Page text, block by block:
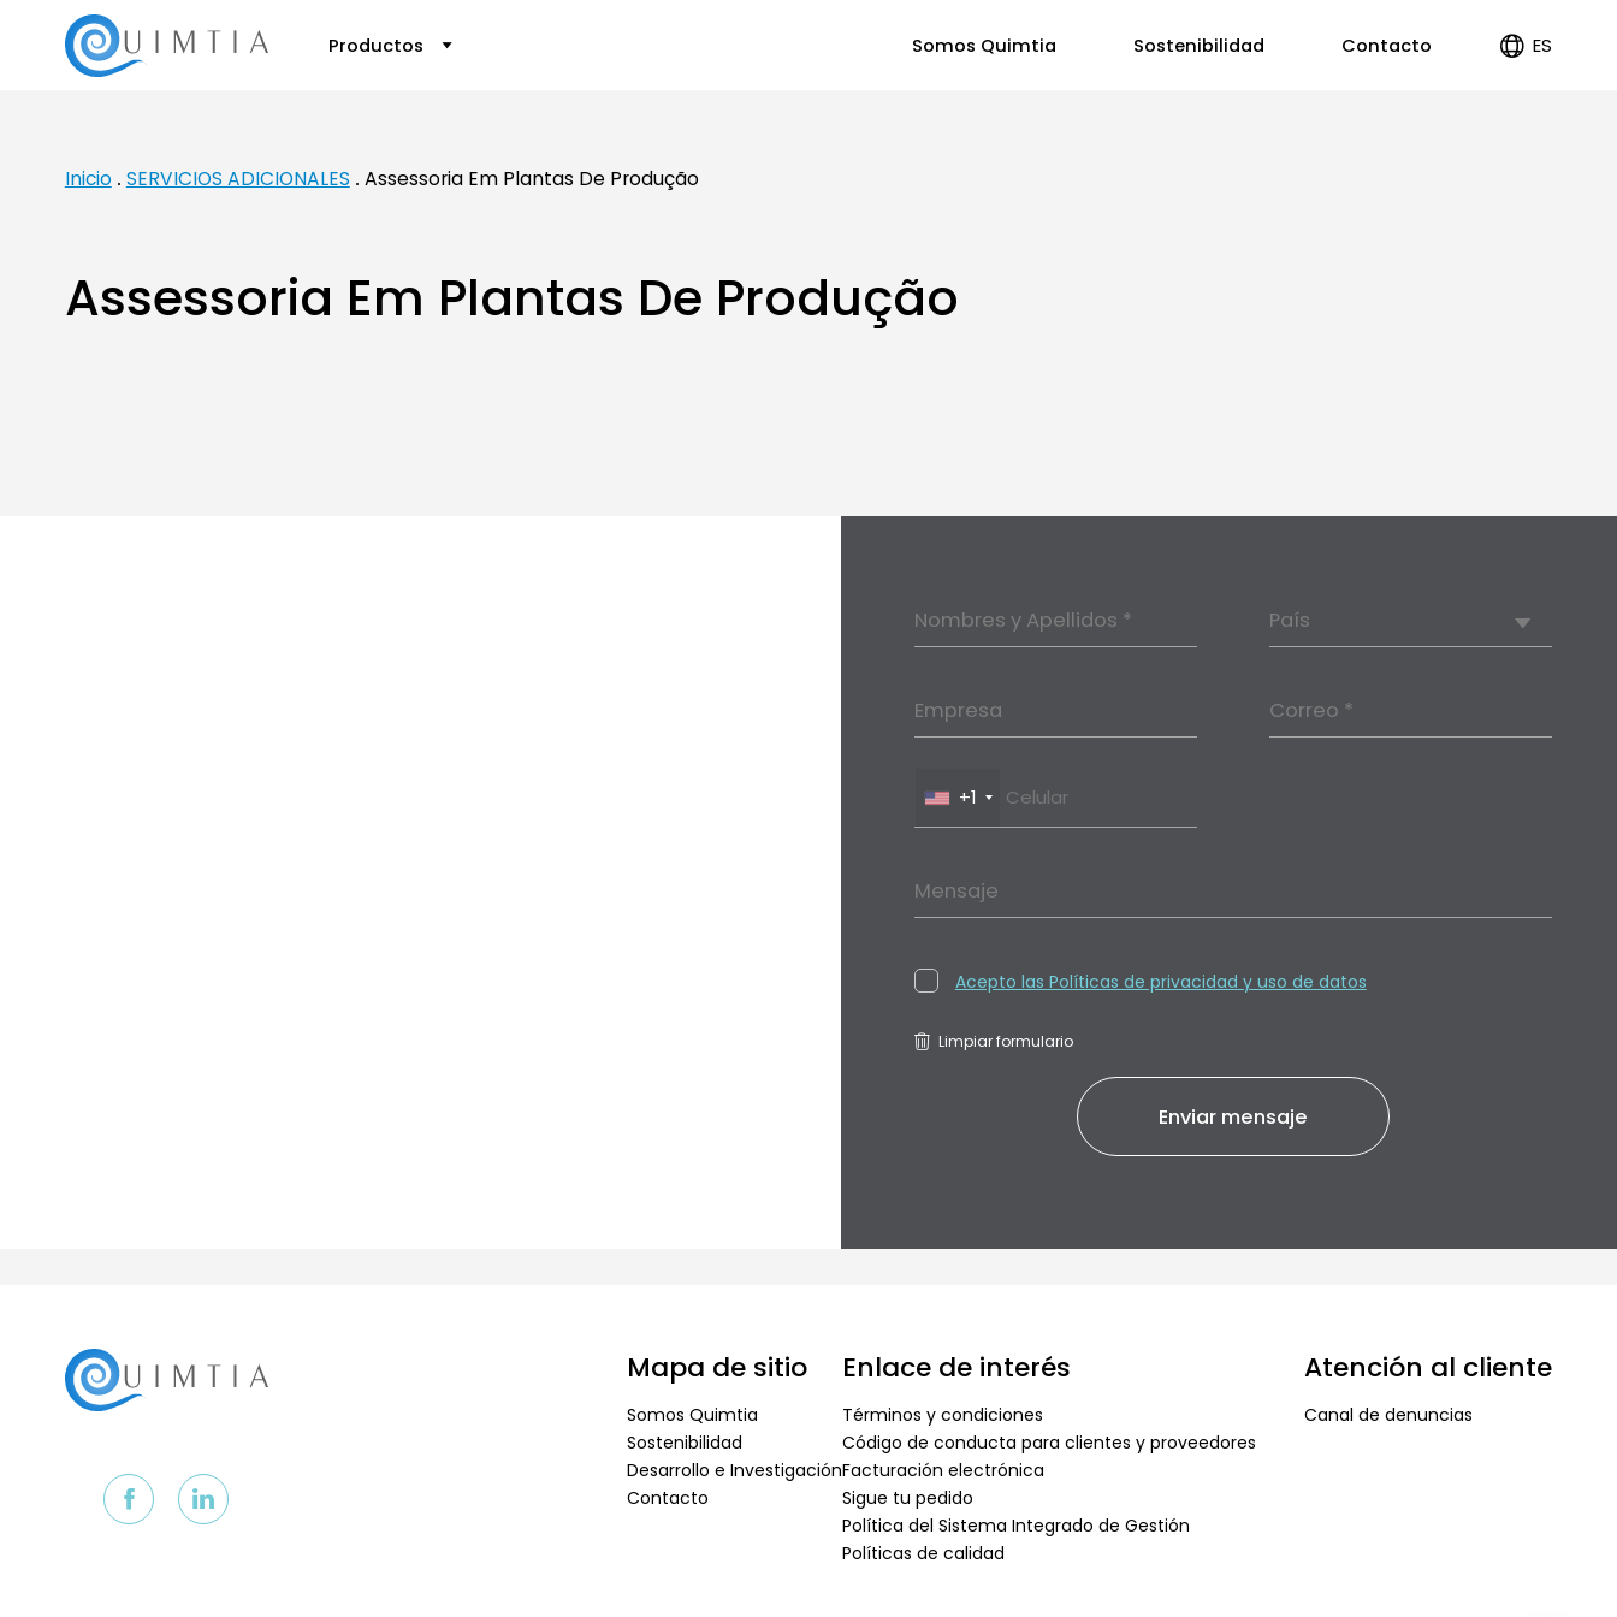
Productos Somos Quimtia Sostenibilidad Contacto ES
Inicio
SERVICIOS ADICIONALES Assessoria Em Plantas De Produção
Assessoria Em Plantas De Produção
Nombres y Apellidos * País
Empresa Correo *
+1
Mensaje
Acepto las Políticas de privacidad y uso de datos
Limpiar formulario
Mapa de sitio
Somos Quimtia
Sostenibilidad
Desarrollo e Investigación
Contacto
Enlace de interés
Términos y condiciones
Código de conducta para clientes y proveedores
Facturación electrónica
Sigue tu pedido
Política del Sistema Integrado de Gestión
Políticas de calidad
Atención al cliente
Canal de denuncias